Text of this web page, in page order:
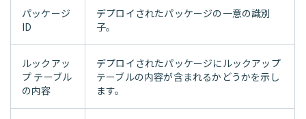
パッケージ
ID
デプロイされたパッケージの一意の識別
子。
ルックアッ
プ テーブル
の内容
デプロイされたパッケージにルックアップ
テーブルの内容が含まれるかどうかを示し
ます。